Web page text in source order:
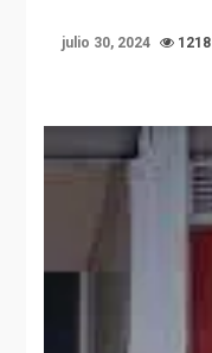
julio 30, 2024 1218